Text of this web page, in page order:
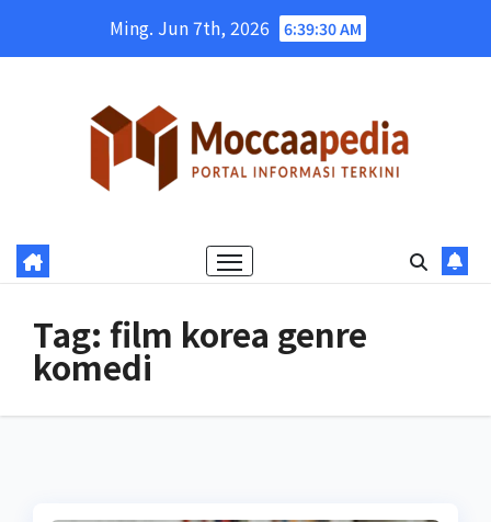
Ming. Jun 7th, 2026 6:39:30 AM
Tag: film korea genre
komedi